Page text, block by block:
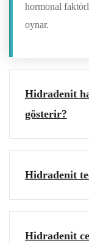
hormonal
oynar.
Hidradenit
gösterir?
Hidradenit
Hidradenit